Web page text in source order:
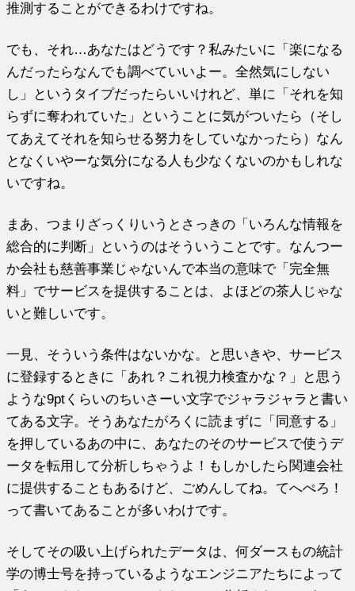
推測することができるわけですね。
でも、それ…あなたはどうです？私みたいに「楽になる
んだったらなんでも調べていいよー。全然気にしない
し」というタイプだったらいいけれど、単に「それを知
らずに奪われていた」ということに気がついたら（そし
てあえてそれを知らせる努力をしていなかったら）なん
となくいやーな気分になる人も少なくないのかもしれな
いですね。
まあ、つまりざっくりいうとさっきの「いろんな情報を
総合的に判断」というのはそういうことです。なんつー
か会社も慈善事業じゃないんで本当の意味で「完全無
料」でサービスを提供することは、よほどの茶人じゃな
いと難しいです。
一見、そういう条件はないかな。と思いきや、サービス
に登録するときに「あれ？これ視力検査かな？」と思う
ような9ptくらいのちいさーい文字でジャラジャラと書い
てある文字。そうあなたがろくに読まずに「同意する」
を押しているあの中に、あなたのそのサービスで使うデ
ータを転用して分析しちゃうよ！もしかしたら関連会社
に提供することもあるけど、ごめんしてね。てへぺろ！
って書いてあることが多いわけです。
そしてその吸い上げられたデータは、何ダースもの統計
学の博士号を持っているようなエンジニアたちによって